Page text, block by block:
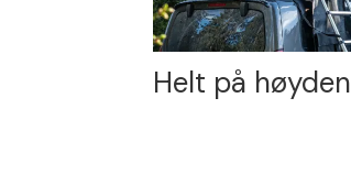
Helt på høyden